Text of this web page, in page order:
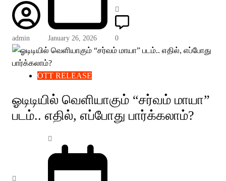
admin January 26, 2026 0
OTT RELEASE
ஓடிடியில் வெளியாகும் “சர்வம் மாயா”
படம்.. எதில், எப்போது பார்க்கலாம்?